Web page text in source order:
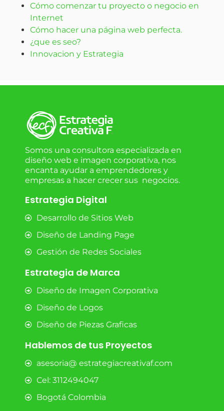
Cómo comenzar tu proyecto o negocio en
Internet
Cómo hacer una página web perfecta.
¿que es seo?
Innovacion y Estrategia
Somos una consultora especializada en
diseño web e imagen corporativa, nos
encanta ayudar a emprendedores y
empresas a hacer crecer sus negocios.
Estrategia Digital
Desarrollo de Sitios Web
Diseño de Landing Page
Gestión de Redes Sociales
Estrategia de Marca
Diseño de Imagen Corporativa
Diseño de Logos
Diseño de Piezas Graficas
Hablemos de tus Proyectos
asesoria@ estrategiacreativaf.com
Cel: 3112494047
Bogotá Colombia